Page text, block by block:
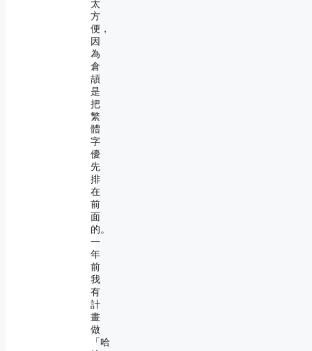
太
方
便，
因
為
倉
頡
是
把
繁
體
字
優
先
排
在
前
面
的。
一
年
前
我
有
計
畫
做
「哈